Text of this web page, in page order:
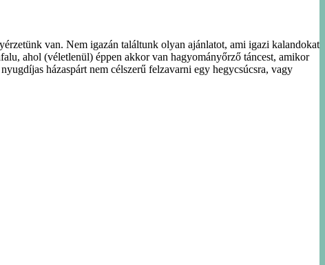
van. Nem igazán találtunk olyan ajánlatot, ami igazi kalandokat
ahol (véletlenül) éppen akkor van hagyományőrző táncest, amikor
házaspárt nem célszerű felzavarni egy hegycsúcsra, vagy